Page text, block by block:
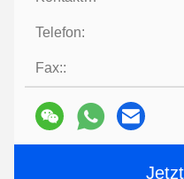
Telefon:
Fax::